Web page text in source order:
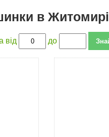
в Житомирі
від до